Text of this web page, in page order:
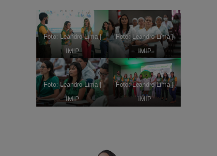
Foto: Leandro Lima |
IMIP
Foto: Leandro Lima |
IMIP
Foto: Leandro Lima |
IMIP
Foto: Leandro Lima |
IMIP